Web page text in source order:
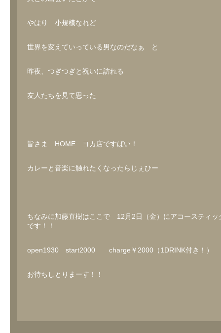
やはり 小規模なれど
世界を変えていっている男なのだなぁ と
昨夜、つぎつぎと祝いに訪れる
友人たちを見て思った
皆さま HOME ヨカ店ですばい！
カレーと音楽に触れたくなったらじぇひー
ちなみに加藤直樹はここで 12月2日（金）にアコースティッ
です！！
open1930 start2000 charge￥2000（1DRINK付き！）
お待ちしとりまーす！！